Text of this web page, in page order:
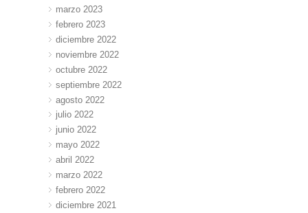
marzo 2023
febrero 2023
diciembre 2022
noviembre 2022
octubre 2022
septiembre 2022
agosto 2022
julio 2022
junio 2022
mayo 2022
abril 2022
marzo 2022
febrero 2022
diciembre 2021